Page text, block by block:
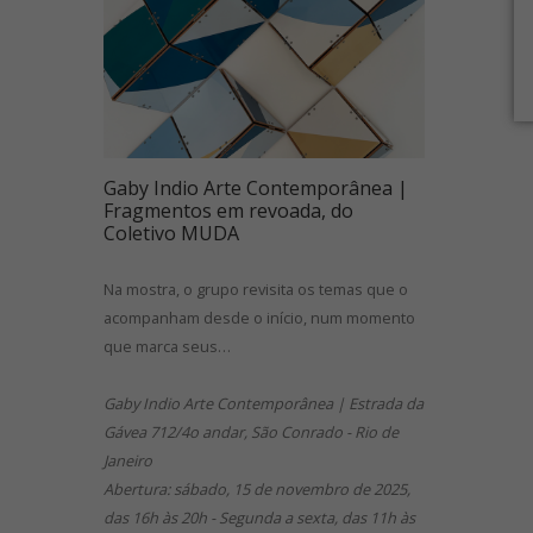
Gaby Indio Arte Contemporânea |
Fragmentos em revoada, do
Coletivo MUDA
Na mostra, o grupo revisita os temas que o
acompanham desde o início, num momento
que marca seus…
Gaby Indio Arte Contemporânea | Estrada da
Gávea 712/4o andar, São Conrado - Rio de
Janeiro
Abertura: sábado, 15 de novembro de 2025,
das 16h às 20h - Segunda a sexta, das 11h às